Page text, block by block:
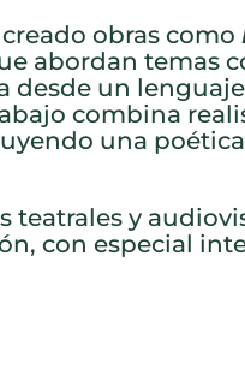
obras como
abordan temas
desde un
combina
una
teatrales y
con especial